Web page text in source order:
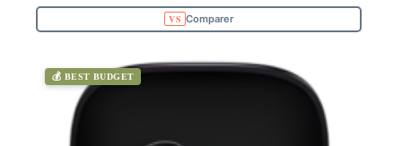
Comparer
💰 BEST BUDGET